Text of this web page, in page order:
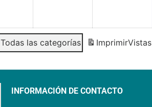
Todas las categorías ImprimirVistas
INFORMACIÓN DE CONTACTO